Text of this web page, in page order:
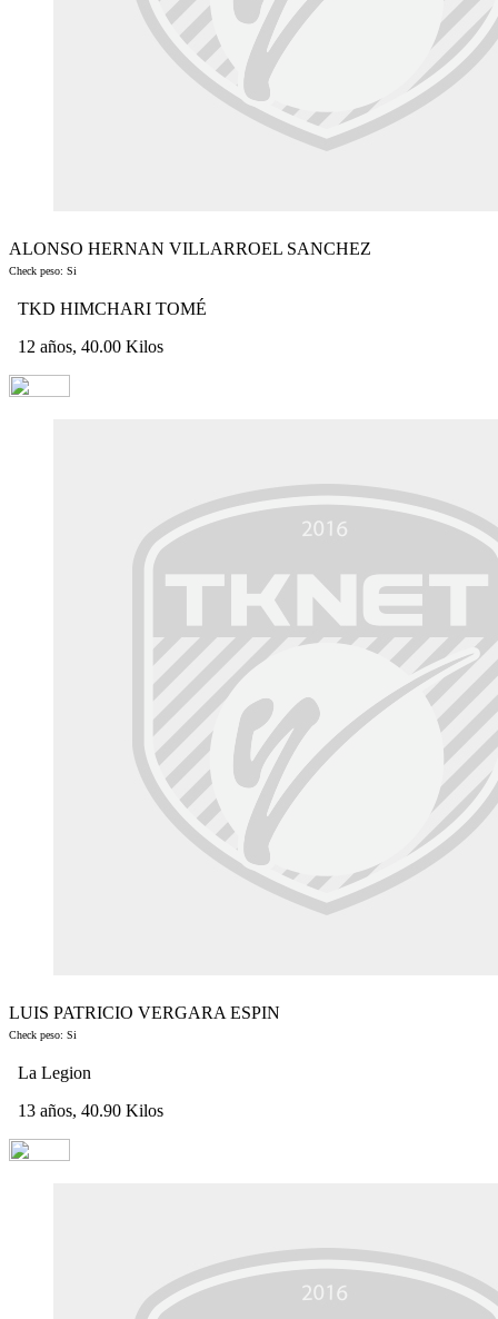
ALONSO HERNAN VILLARROEL SANCHEZ
Check peso: Si
TKD HIMCHARI TOMÉ
12 años, 40.00 Kilos
LUIS PATRICIO VERGARA ESPIN
Check peso: Si
La Legion
13 años, 40.90 Kilos